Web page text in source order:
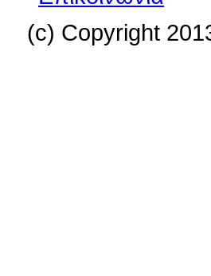
(c) Copyright